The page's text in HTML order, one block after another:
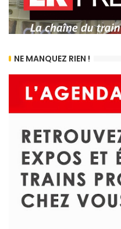
NE MANQUEZ RIEN !